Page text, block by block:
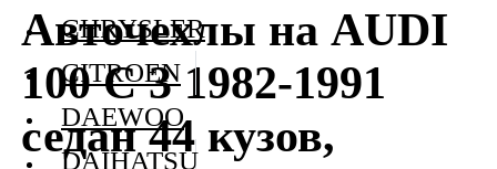
Авточехлы на AUDI
100 C 3 1982-1991
седан 44 кузов,
CHRYSLER
CITROEN
DAEWOO
DAIHATSU